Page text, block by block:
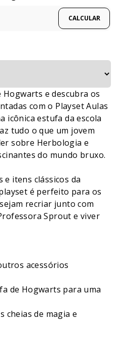
e descubra os
com o Playset Aulas
icônica estufa da escola
tudo o que um jovem
sobre Herbologia e
do mundo bruxo.
e itens clássicos da
é perfeito para os
recriar junto com
Sprout e viver
acessórios
de Hogwarts para uma
cheias de magia e